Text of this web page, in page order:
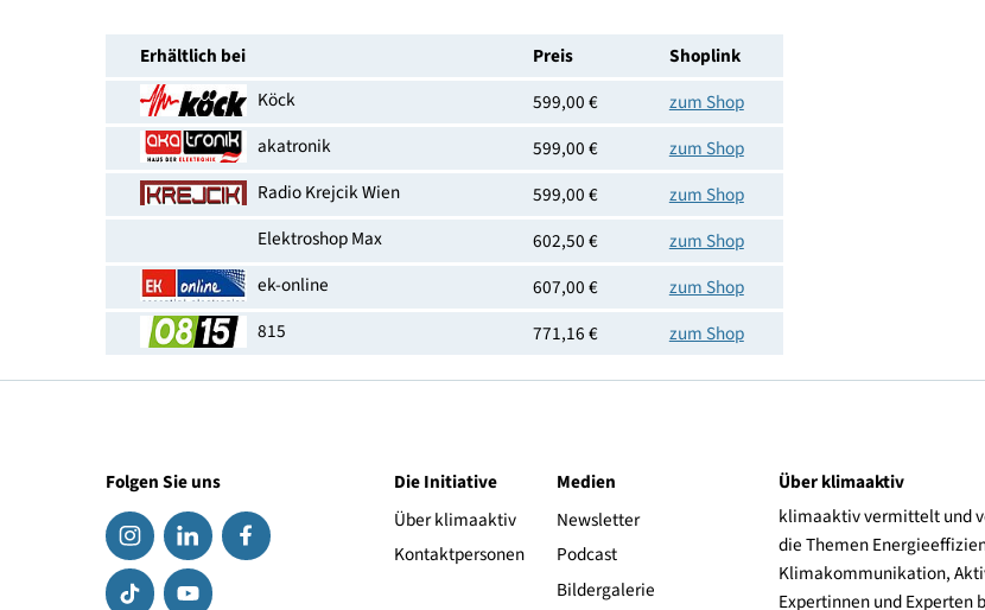
Link zum Hersteller
EAN-Nummer
Erhältlich bei Preis
Köck
599,00 €
zum Shop
599,00 €
zum Shop
Radio Krejcik Wien
599,00 €
zum Shop
607,00 €
zum Shop
zum Shop